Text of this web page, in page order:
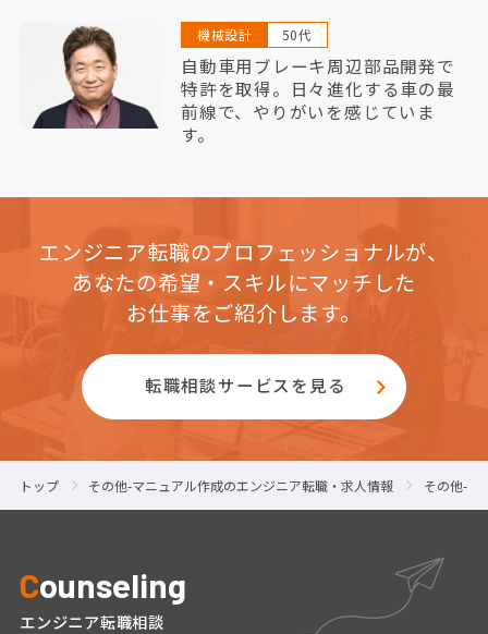
機械設計 50代
自動車用ブレーキ周辺部品開発で
特許を取得。日々進化する車の最
前線で、やりがいを感じていま
す。
エンジニア転職のプロフェッショナルが、
あなたの希望・スキルにマッチした
お仕事をご紹介します。
転職相談サービスを見る
トップ その他-マニュアル作成のエンジニア転職・求人情報 その他-マ
Counseling
エンジニア転職相談